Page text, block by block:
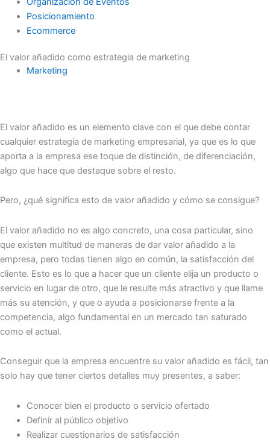
Posicionamiento
Ecommerce
El valor añadido como estrategia de marketing
Marketing
El valor añadido es un elemento clave con el que debe contar
cualquier estrategia de marketing empresarial, ya que es lo que
aporta a la empresa ese toque de distinción, de diferenciación,
algo que hace que destaque sobre el resto.
Pero, ¿qué significa esto de valor añadido y cómo se consigue?
El valor añadido no es algo concreto, una cosa particular, sino
que existen multitud de maneras de dar valor añadido a la
empresa, pero todas tienen algo en común, la satisfacción del
cliente. Esto es lo que a hacer que un cliente elija un producto o
servicio en lugar de otro, que le resulte más atractivo y que llame
más su atención, y que o ayuda a posicionarse frente a la
competencia, algo fundamental en un mercado tan saturado
como el actual.
Conseguir que la empresa encuentre su valor añadido es fácil, tan
solo hay que tener ciertos detalles muy presentes, a saber:
Conocer bien el producto o servicio ofertado
Definir al público objetivo
Realizar cuestionarios de satisfacción